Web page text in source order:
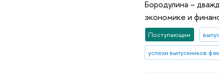
Бородулина –
экономике и
Поступающим